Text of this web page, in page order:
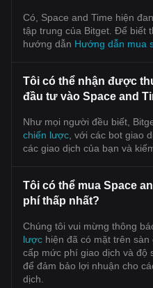
Có, Space and Time hiện
tập trung của Bitget. Để biết
hướng dẫn Hướng dẫn mua
Tôi có thể nhận được
đầu tư vào Space and
Như mọi người đều biết,
chiến lược , với các bot giao
các giao dịch của bạn và
Tôi có thể mua Space
phí thấp nhất?
Chúng tôi vui mừng thông
lược hiện đã có mặt trên
cấp mức phí giao dịch và độ
để đảm bảo lợi nhuận cho
dịch.